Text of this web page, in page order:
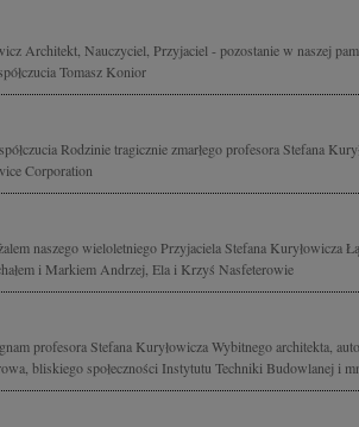
Architekt, Nauczyciel, Przyjaciel - pozostanie w naszej
Tomasz Konior
Rodzinie tragicznie zmarłego profesora Stefana
Corporation
naszego wieloletniego Przyjaciela Stefana Kuryłowicza
i Markiem Andrzej, Ela i Krzyś Nasfeterowie
profesora Stefana Kuryłowicza Wybitnego architekta,
bliskiego społeczności Instytutu Techniki Budowlanej i